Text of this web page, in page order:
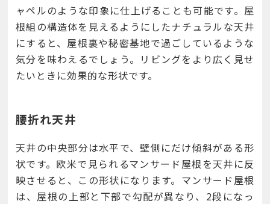
ャペルのような印象に仕上げることも可能です。屋
根組の構造体を見えるようにしたナチュラルな天井
にすると、屋根裏や秘密基地で過ごしているような
気分を味わえるでしょう。リビングをより広く見せ
たいときに効果的な形状です。
腰折れ天井
天井の中央部分は水平で、壁側にだけ傾斜がある形
状です。欧米で見られるマンサード屋根を天井に反
映させると、この形状になります。マンサード屋根
は、屋根の上部と下部で勾配が異なり、2段になっ